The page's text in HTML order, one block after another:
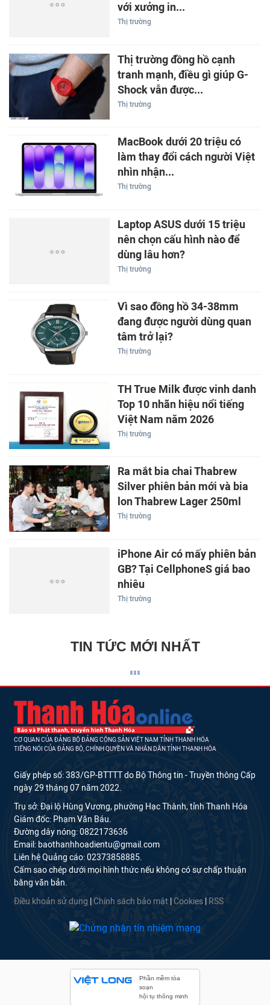
với xưởng in...
Thị trường
Thị trường đồng hồ cạnh
tranh mạnh, điều gì giúp G-
Shock vẫn được...
Thị trường
MacBook dưới 20 triệu có
làm thay đổi cách người Việt
nhìn nhận...
Thị trường
Laptop ASUS dưới 15 triệu
nên chọn cấu hình nào để
dùng lâu hơn?
Thị trường
Vì sao đồng hồ 34-38mm
đang được người dùng quan
tâm trở lại?
Thị trường
TH True Milk được vinh danh
Top 10 nhãn hiệu nổi tiếng
Việt Nam năm 2026
Thị trường
Ra mắt bia chai Thabrew
Silver phiên bản mới và bia
lon Thabrew Lager 250ml
Thị trường
iPhone Air có mấy phiên bản
GB? Tại CellphoneS giá bao
nhiêu
Thị trường
TIN TỨC MỚI NHẤT
CƠ QUAN CỦA ĐẢNG BỘ ĐẢNG CỘNG SẢN VIỆT NAM TỈNH THANH HÓA
TIẾNG NÓI CỦA ĐẢNG BỘ, CHÍNH QUYỀN VÀ NHÂN DÂN TỈNH THANH HÓA
Giấy phép số: 383/GP-BTTTT do Bộ Thông tin - Truyền thông Cấp
ngày 29 tháng 07 năm 2022.
Trụ sở: Đại lộ Hùng Vương, phường Hạc Thành, tỉnh Thanh Hóa
Giám đốc: Phạm Văn Báu.
Đường dây nóng: 0822173636
Email: baothanhhoadientu@gmail.com
Liên hệ Quảng cáo: 02373858885.
Cấm sao chép dưới mọi hình thức nếu không có sự chấp thuận
bằng văn bản.
Điều khoản sử dụng Chính sách bảo mật Cookies RSS
Phần mềm tòa
soạn
hội tụ thông minh